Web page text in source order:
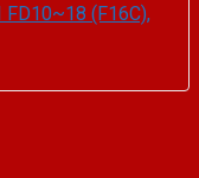
FD10~18 (F16C),